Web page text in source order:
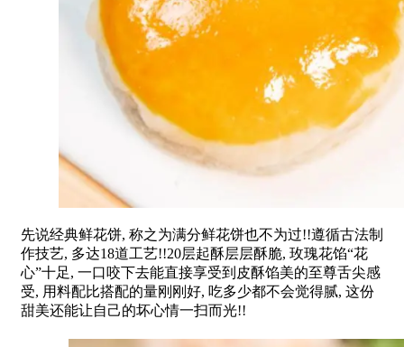
先说经典鲜花饼, 称之为满分鲜花饼也不为过!!遵循古法制
作技艺, 多达18道工艺!!20层起酥层层酥脆, 玫瑰花馅“花
心”十足, 一口咬下去能直接享受到皮酥馅美的至尊舌尖感
受, 用料配比搭配的量刚刚好, 吃多少都不会觉得腻, 这份
甜美还能让自己的坏心情一扫而光!!